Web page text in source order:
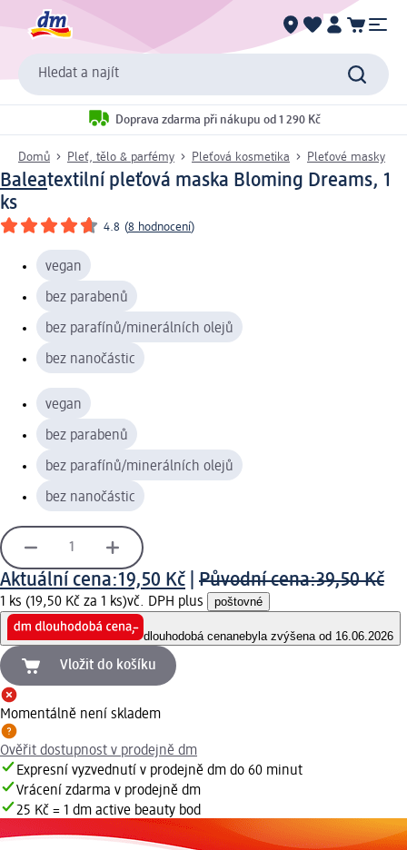
Hledat a najít
Doprava zdarma při nákupu od 1 290 Kč
Domů Pleť, tělo & parfémy Pleťová kosmetika Pleťové masky
Baleatextilní pleťová maska Bloming Dreams, 1
ks
4.8 (8 hodnocení)
vegan
bez parabenů
bez parafínů/minerálních olejů
bez nanočástic
vegan
bez parabenů
bez parafínů/minerálních olejů
bez nanočástic
Aktuální cena:19,50 Kč Původní cena:39,50 Kč
1 ks (19,50 Kč za 1 ks)vč. DPH plus poštovné
dlouhodobá cenanebyla zvýšena od 16.06.2026
Vložit do košíku
Momentálně není skladem
Ověřit dostupnost v prodejně dm
Expresní vyzvednutí v prodejně dm do 60 minut
Vrácení zdarma v prodejně dm
25 Kč = 1 dm active beauty bod